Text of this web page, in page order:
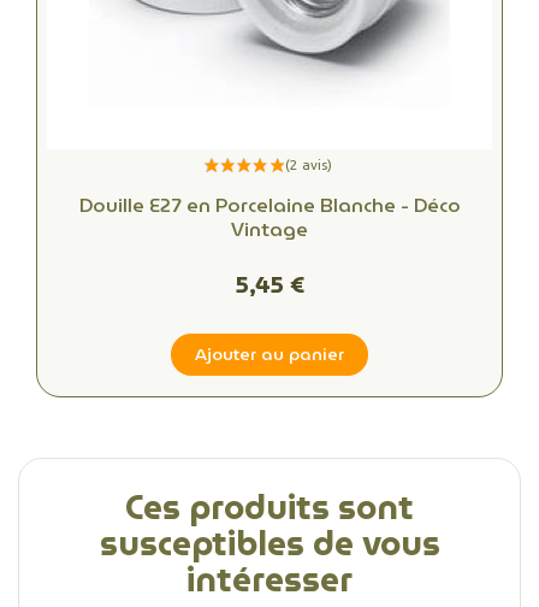
Douille E27 en Porcelaine Blanche - Déco
Vintage
5,45 €
Ajouter au panier
Ces produits sont
susceptibles de vous
intéresser